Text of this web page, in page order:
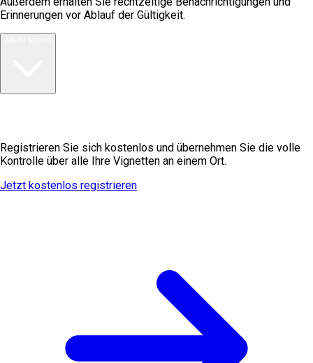
Erinnerungen vor Ablauf der Gültigkeit.
Registrieren Sie sich kostenlos und übernehmen Sie die volle
Kontrolle über alle Ihre Vignetten an einem Ort.
Jetzt kostenlos registrieren